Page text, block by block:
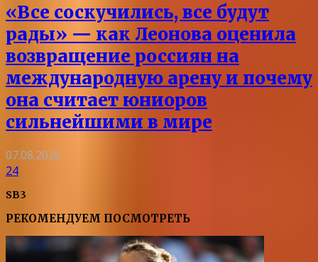
«Все соскучились, все будут
рады» — как Леонова оценила
возвращение россиян на
международную арену и почему
она считает юниоров
сильнейшими в мире
07.08.2026
24
SB3
РЕКОМЕНДУЕМ ПОСМОТРЕТЬ